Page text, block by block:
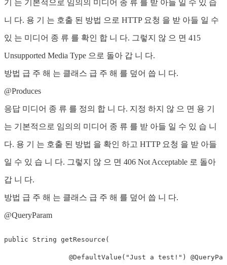
기 는 기본적으로 임의의 미디어 종 류 를 받 아들 일 수 있 습
니 다. 용 기 는 호출 된 방법 으로 HTTP 요청 을 받 아들 일 수
있 는 미디어 종 류 를 확인 합 니 다. 그렇지 않 으 면 415
Unsupported Media Type 으로 돌아 갑 니 다.
방법 급 주 해 는 클래스 급 주 해 를 덮어 씁 니 다.
@Produces
응답 미디어 종 류 를 정의 합 니 다. 지정 하지 않 으 면 용 기
는 기본적으로 임의의 미디어 종 류 를 받 아들 일 수 있 습 니
다. 용 기 는 호출 된 방법 을 확인 하고 HTTP 요청 을 받 아들
일 수 있 습 니 다. 그렇지 않 으 면 406 Not Acceptable 로 돌아
갑 니 다.
방법 급 주 해 는 클래스 급 주 해 를 덮어 씁 니 다.
@QueryParam
public String getResource(